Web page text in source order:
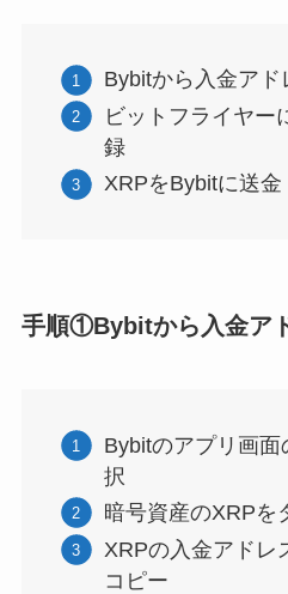
Bybitから入金ア
ビットフライヤー
録
XRPをBybitに送金
手順①Bybitから入金ア
Bybitのアプリ画
択
暗号資産のXRPを
XRPの入金アドレ
コピー